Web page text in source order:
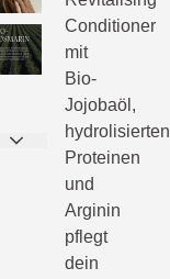
Conditioner
mit
Bio-
Jojobaöl,
hydrolisierten
Proteinen
und
Arginin
pflegt
dein